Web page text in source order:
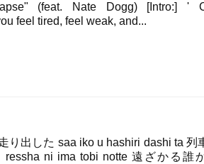
(feat. Nate Dogg) [Intro:] '
feel tired, feel weak, and...
り出した saa iko u hashiri dashi ta 列
ni ima tobi notte 遠ざかる誰